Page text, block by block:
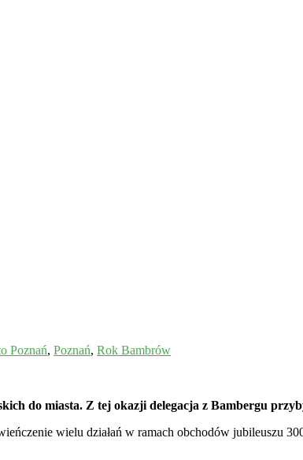
Poznań, Poznań, Rok Bambrów
do miasta. Z tej okazji delegacja z Bambergu
wielu działań w ramach obchodów jubileuszu